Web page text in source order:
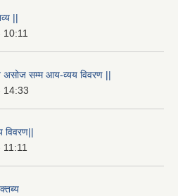
||
सम्म आय-व्यय विवरण ||
14:33